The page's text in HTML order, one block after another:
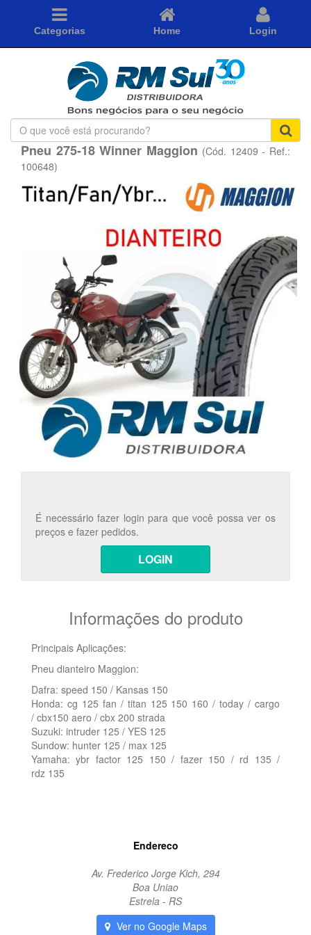
Categorias Home Login
O
que
você
está
Pneu 275-18 Winner Maggion (Cód. 12409 - Ref.:
100648)
É necessário fazer login para que você possa ver os
preços e fazer pedidos.
LOGIN
Informações do produto
Principais Aplicações:
Pneu dianteiro Maggion:
Dafra: speed 150 / Kansas 150
Honda: cg 125 fan / titan 125 150 160 / today / cargo
/ cbx150 aero / cbx 200 strada
Suzuki: intruder 125 / YES 125
Sundow: hunter 125 / max 125
Yamaha: ybr factor 125 150 / fazer 150 / rd 135 /
rdz 135
Endereco
Av. Frederico Jorge Kich, 294
Boa Uniao
Estrela - RS
Ver no Google Maps